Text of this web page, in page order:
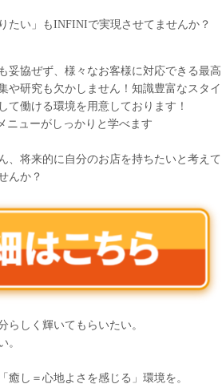
たい」もINFINIで実現させてませんか？
妥協ぜず、様々なお客様に対応できる最高
や研究も欠かしません！知識豊富なスタイ
て働ける環境を用意しております！
ニューがしっかりと学べます
、将来的に自分のお店を持ちたいと考えて
んか？
らしく輝いてもらいたい。
。
癒し＝心地よさを感じる」環境を。